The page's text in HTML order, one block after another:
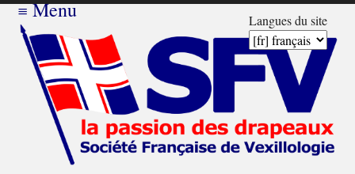
Langues du site
≡Menu